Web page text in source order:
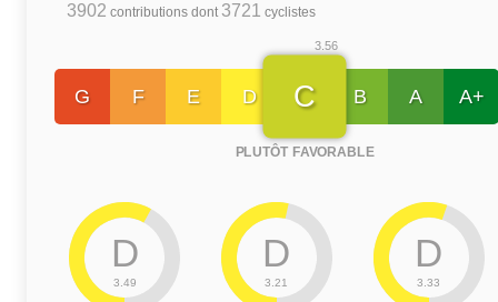
3902 contributions dont 3721 cyclistes
G F E D
3.56
C
PLUTÔT FAVORABLE
B A A+
D
3.49
D
3.21
D
3.33